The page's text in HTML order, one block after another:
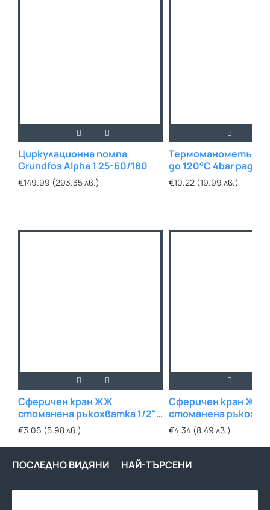
Циркулационна помпа
Grundfos Alpha 1 25-60/180
€149.99 (293.35 лв.)
Термоманометър
до 120°С 4bar
€10.22 (19.99 лв.)
Сферичен кран ЖЖ
стоманена ръкохватка 1/2"
WELL
€3.06 (5.98 лв.)
Сферичен кран ЖЖ
стоманена
WELL
€4.34 (8.49 лв.)
ПОСЛЕДНО ВИДЯНИ НАЙ-ТЪРСЕНИ